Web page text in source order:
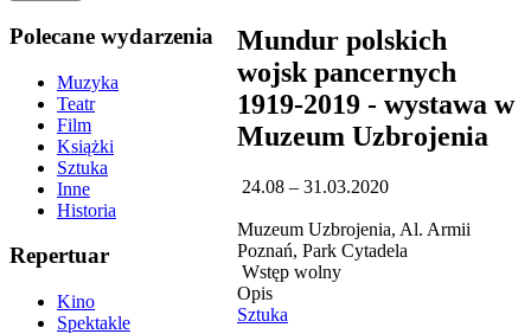
Polecane wydarzenia
Muzyka
Teatr
Film
Książki
Sztuka
Inne
Historia
Repertuar
Kino
Spektakle
Mundur polskich
wojsk pancernych
1919-2019 - wystawa w
Muzeum Uzbrojenia
24.08 – 31.03.2020
Muzeum Uzbrojenia, Al. Armii
Poznań, Park Cytadela
Wstęp wolny
Opis
Sztuka